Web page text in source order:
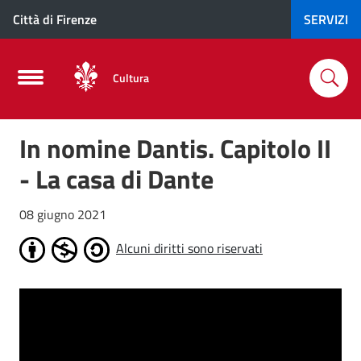
Città di Firenze SERVIZI
Cultura
In nomine Dantis. Capitolo II
- La casa di Dante
08 giugno 2021
Alcuni diritti sono riservati